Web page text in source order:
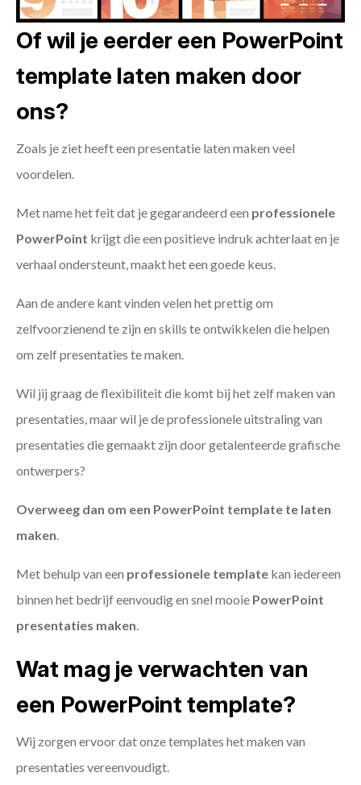
Of wil je eerder een PowerPoint
template laten maken door
ons?
Zoals je ziet heeft een presentatie laten maken veel
voordelen.
Met name het feit dat je gegarandeerd een professionele
PowerPoint krijgt die een positieve indruk achterlaat en je
verhaal ondersteunt, maakt het een goede keus.
Aan de andere kant vinden velen het prettig om
zelfvoorzienend te zijn en skills te ontwikkelen die helpen
om zelf presentaties te maken.
Wil jij graag de flexibiliteit die komt bij het zelf maken van
presentaties, maar wil je de professionele uitstraling van
presentaties die gemaakt zijn door getalenteerde grafische
ontwerpers?
Overweeg dan om een PowerPoint template te laten
maken.
Met behulp van een professionele template kan iedereen
binnen het bedrijf eenvoudig en snel mooie PowerPoint
presentaties maken.
Wat mag je verwachten van
een PowerPoint template?
Wij zorgen ervoor dat onze templates het maken van
presentaties vereenvoudigt.